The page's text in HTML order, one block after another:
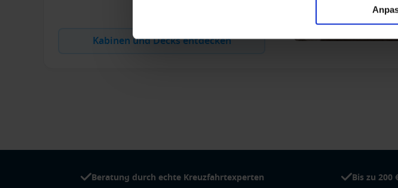
Kabinen und Decks entdecken
Beratung durch echte Kreuzfahrtexperten Bis zu 200